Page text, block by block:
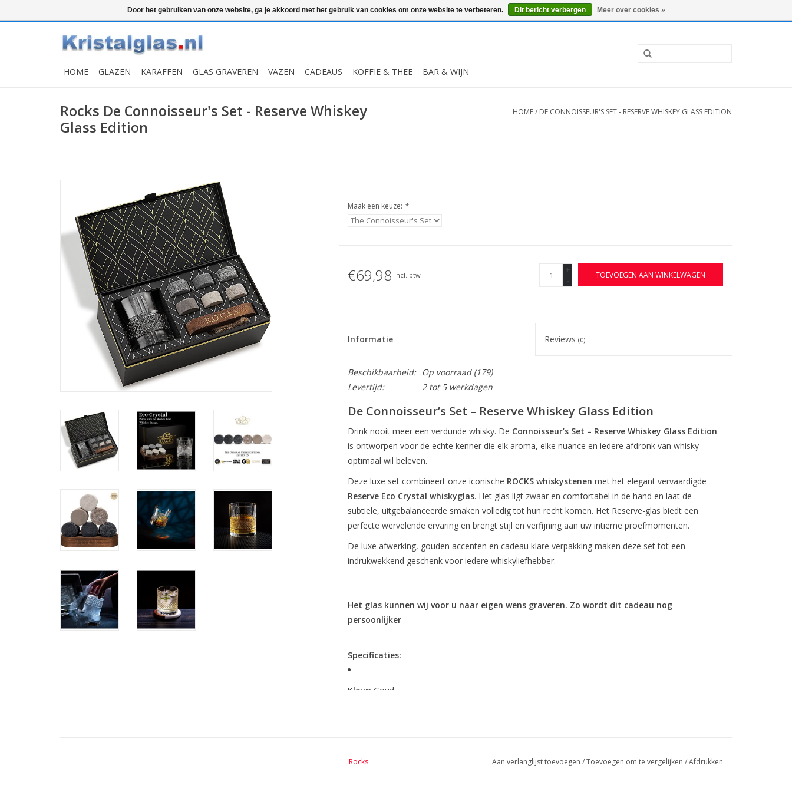
Snelle levering Graveren 0 Artikelen - €0,00 Mijn account / Registreren
HOME GLAZEN KARAFFEN GLAS GRAVEREN VAZEN CADEAUS KOFFIE & THEE BAR & WIJN
Rocks De Connoisseur's Set - Reserve Whiskey
Glass Edition
HOME/ DE CONNOISSEUR'S SET - RESERVE WHISKEY GLASS EDITION
Maak een keuze: *
€69,98 Incl. btw
+
-
TOEVOEGEN AAN WINKELWAGEN
Informatie Reviews(0)
Beschikbaarheid: Op voorraad(179)
Levertijd:
2 tot 5 werkdagen
De Connoisseur’s Set – Reserve Whiskey Glass Edition
Drink nooit meer een verdunde whisky. De Connoisseur’s Set – Reserve Whiskey Glass Edition
is ontworpen voor de echte kenner die elk aroma, elke nuance en iedere afdronk van whisky
optimaal wil beleven.
Deze luxe set combineert onze iconische ROCKS whiskystenen met het elegant vervaardigde
Reserve Eco Crystal whiskyglas. Het glas ligt zwaar en comfortabel in de hand en laat de
subtiele, uitgebalanceerde smaken volledig tot hun recht komen. Het Reserve-glas biedt een
perfecte wervelende ervaring en brengt stijl en verfijning aan uw intieme proefmomenten.
De luxe afwerking, gouden accenten en cadeau klare verpakking maken deze set tot een
indrukwekkend geschenk voor iedere whiskyliefhebber.
Het glas kunnen wij voor u naar eigen wens graveren. Zo wordt dit cadeau nog
persoonlijker
Specificaties:
Kleur: Goud
Gebruik:
Rocks Aan verlanglijst toevoegen /Toevoegen om te vergelijken /Afdrukken
Door het gebruiken van onze website, ga je akkoord met het gebruik van cookies om onze website te verbeteren. Dit bericht verbergen Meer over cookies »